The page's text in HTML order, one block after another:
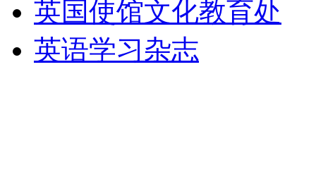
英国使馆文化教育处
英语学习杂志